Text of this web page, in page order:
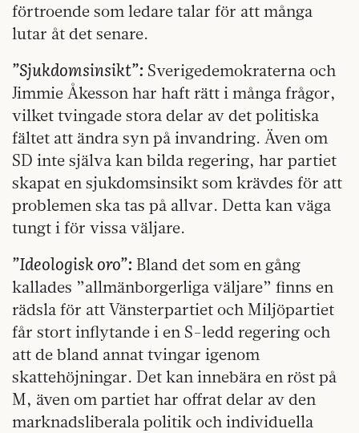
förtroende som ledare talar för att många
lutar åt det senare.
”Sjukdomsinsikt”: Sverigedemokraterna och
Jimmie Åkesson har haft rätt i många frågor,
vilket tvingade stora delar av det politiska
fältet att ändra syn på invandring. Även om
SD inte själva kan bilda regering, har partiet
skapat en sjukdomsinsikt som krävdes för att
problemen ska tas på allvar. Detta kan väga
tungt i för vissa väljare.
”Ideologisk oro”: Bland det som en gång
kallades ”allmänborgerliga väljare” finns en
rädsla för att Vänsterpartiet och Miljöpartiet
får stort inflytande i en S-ledd regering och
att de bland annat tvingar igenom
skattehöjningar. Det kan innebära en röst på
M, även om partiet har offrat delar av den
marknadsliberala politik och individuella